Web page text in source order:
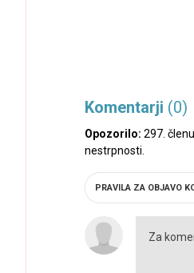
Komentarji (0)
Opozorilo: 297.
nestrpnosti.
PRAVILA ZA OBJAVO